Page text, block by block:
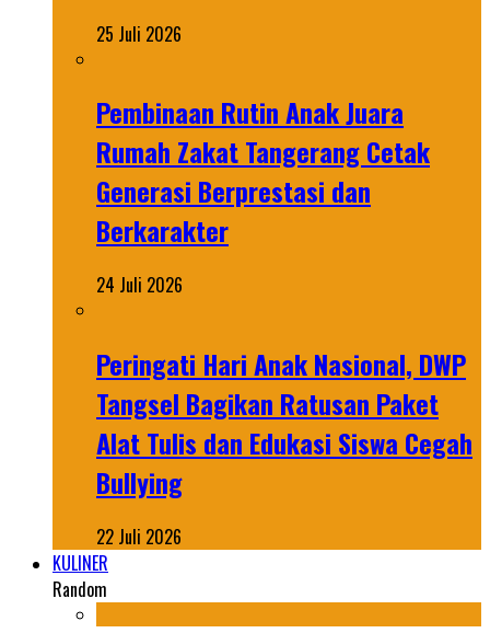
25 Juli 2026
Pembinaan Rutin Anak Juara
Rumah Zakat Tangerang Cetak
Generasi Berprestasi dan
Berkarakter
24 Juli 2026
Peringati Hari Anak Nasional, DWP
Tangsel Bagikan Ratusan Paket
Alat Tulis dan Edukasi Siswa Cegah
Bullying
22 Juli 2026
KULINER
Random